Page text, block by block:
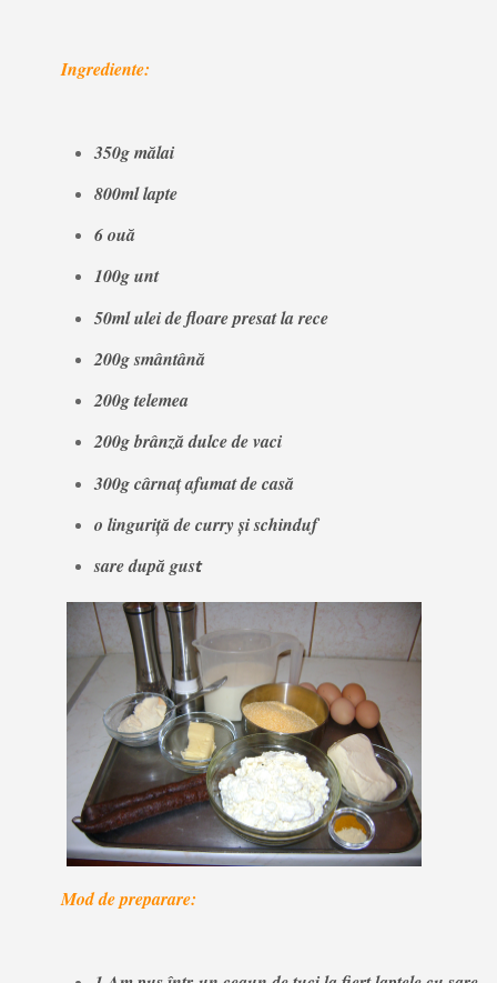
Ingrediente:
350g mălai
800ml lapte
6 ouă
100g unt
50ml ulei de floare presat la rece
200g smântână
200g telemea
200g brânză dulce de vaci
300g cârnaț afumat de casă
o linguriță de curry și schinduf
sare după gust
Mod de preparare: